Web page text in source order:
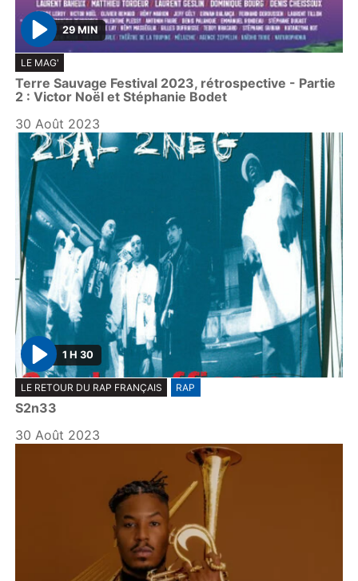
P
l
a
y
29 MIN
LE MAG'
Terre Sauvage Festival 2023, rétrospective - Partie
2 : Victor Noël et Stéphanie Bodet
30 Août 2023
P
l
a
y
1 H 30
LE RETOUR DU RAP FRANÇAIS RAP
S2n33
30 Août 2023